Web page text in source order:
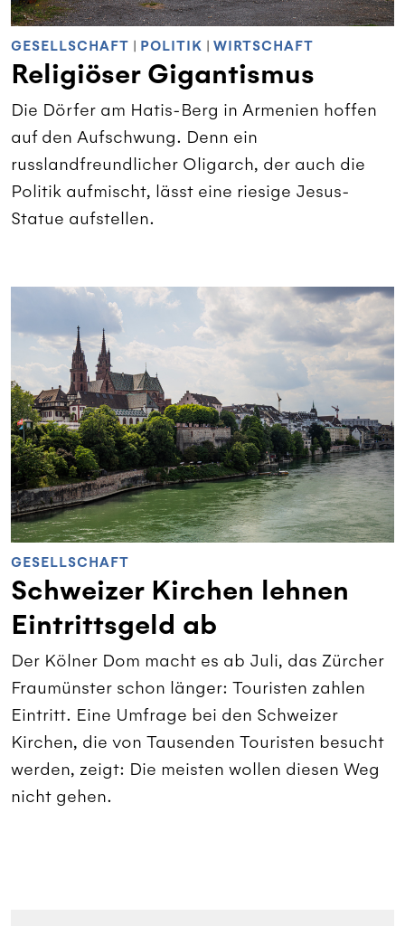
GESELLSCHAFT | POLITIK | WIRTSCHAFT
Religiöser Gigantismus
Die Dörfer am Hatis-Berg in Armenien hoffen
auf den Aufschwung. Denn ein
russlandfreundlicher Oligarch, der auch die
Politik aufmischt, lässt eine riesige Jesus-
Statue aufstellen.
GESELLSCHAFT
Schweizer Kirchen lehnen
Eintrittsgeld ab
Der Kölner Dom macht es ab Juli, das Zürcher
Fraumünster schon länger: Touristen zahlen
Eintritt. Eine Umfrage bei den Schweizer
Kirchen, die von Tausenden Touristen besucht
werden, zeigt: Die meisten wollen diesen Weg
nicht gehen.